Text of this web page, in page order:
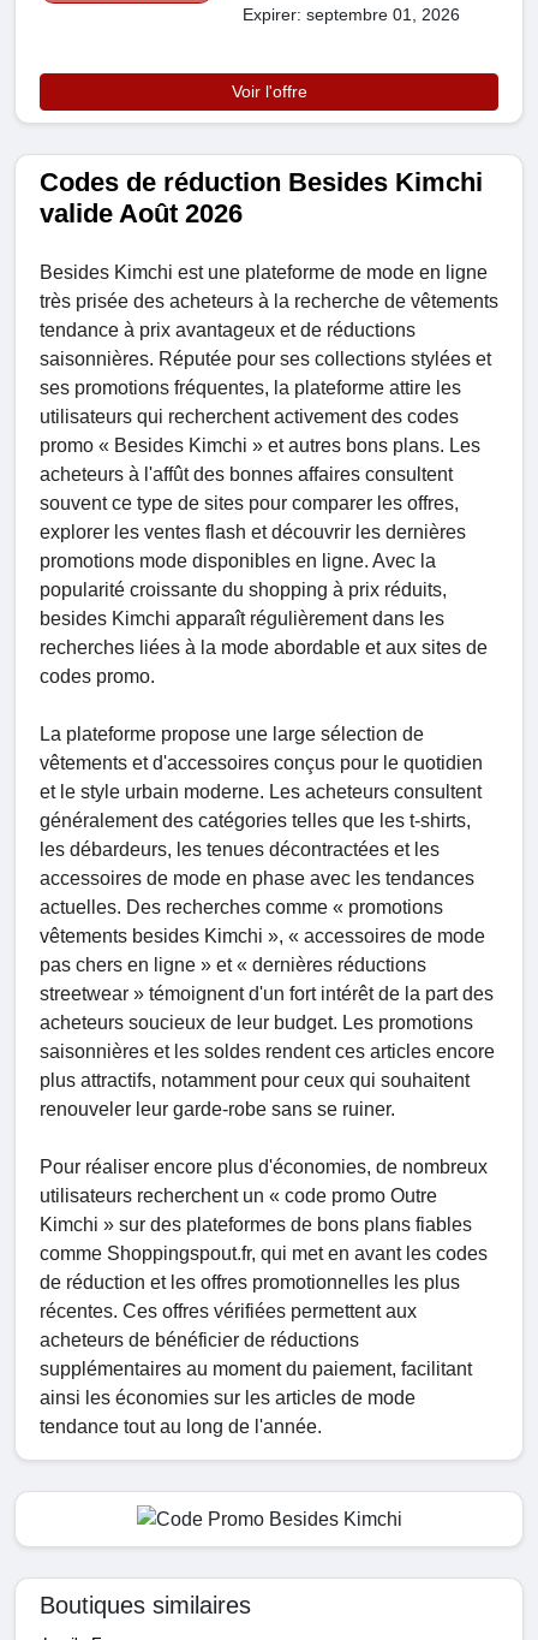
Expirer: septembre 01, 2026
Voir l'offre
Codes de réduction Besides Kimchi
valide Août 2026
Besides Kimchi est une plateforme de mode en ligne
très prisée des acheteurs à la recherche de vêtements
tendance à prix avantageux et de réductions
saisonnières. Réputée pour ses collections stylées et
ses promotions fréquentes, la plateforme attire les
utilisateurs qui recherchent activement des codes
promo « Besides Kimchi » et autres bons plans. Les
acheteurs à l'affût des bonnes affaires consultent
souvent ce type de sites pour comparer les offres,
explorer les ventes flash et découvrir les dernières
promotions mode disponibles en ligne. Avec la
popularité croissante du shopping à prix réduits,
besides Kimchi apparaît régulièrement dans les
recherches liées à la mode abordable et aux sites de
codes promo.
La plateforme propose une large sélection de
vêtements et d'accessoires conçus pour le quotidien
et le style urbain moderne. Les acheteurs consultent
généralement des catégories telles que les t-shirts,
les débardeurs, les tenues décontractées et les
accessoires de mode en phase avec les tendances
actuelles. Des recherches comme « promotions
vêtements besides Kimchi », « accessoires de mode
pas chers en ligne » et « dernières réductions
streetwear » témoignent d'un fort intérêt de la part des
acheteurs soucieux de leur budget. Les promotions
saisonnières et les soldes rendent ces articles encore
plus attractifs, notamment pour ceux qui souhaitent
renouveler leur garde-robe sans se ruiner.
Pour réaliser encore plus d'économies, de nombreux
utilisateurs recherchent un « code promo Outre
Kimchi » sur des plateformes de bons plans fiables
comme Shoppingspout.fr, qui met en avant les codes
de réduction et les offres promotionnelles les plus
récentes. Ces offres vérifiées permettent aux
acheteurs de bénéficier de réductions
supplémentaires au moment du paiement, facilitant
ainsi les économies sur les articles de mode
tendance tout au long de l'année.
Boutiques similaires